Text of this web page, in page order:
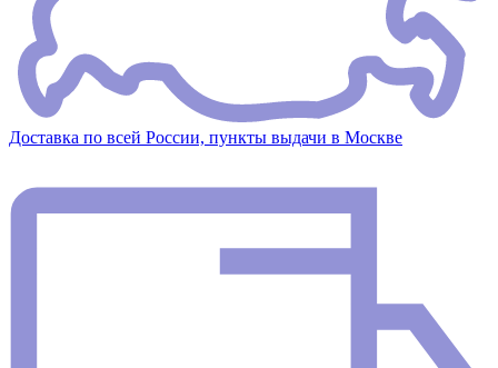
Доставка по всей России, пункты выдачи в Москве